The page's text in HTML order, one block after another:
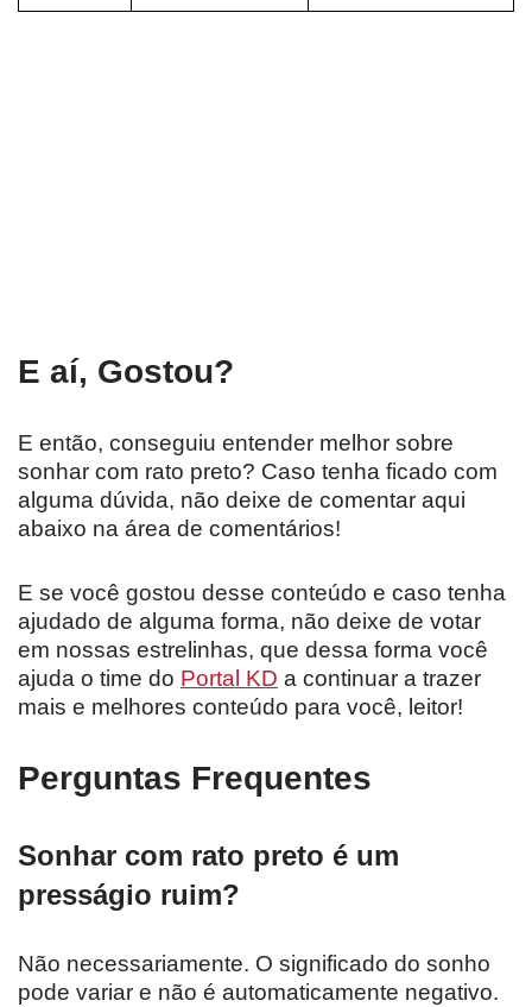
E aí, Gostou?
E então, conseguiu entender melhor sobre
sonhar com rato preto? Caso tenha ficado com
alguma dúvida, não deixe de comentar aqui
abaixo na área de comentários!
E se você gostou desse conteúdo e caso tenha
ajudado de alguma forma, não deixe de votar
em nossas estrelinhas, que dessa forma você
ajuda o time do Portal KD a continuar a trazer
mais e melhores conteúdo para você, leitor!
Perguntas Frequentes
Sonhar com rato preto é um
presságio ruim?
Não necessariamente. O significado do sonho
pode variar e não é automaticamente negativo.